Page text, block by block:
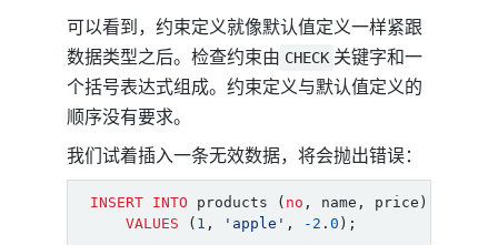
可以看到，约束定义就像默认值定义一样紧跟
数据类型之后。检查约束由 CHECK 关键字和一
个括号表达式组成。约束定义与默认值定义的
顺序没有要求。
我们试着插入一条无效数据，将会抛出错误：
INSERT INTO products ( no , name , price )
VALUES
( 1 , 'apple' , - 2 . 0 );